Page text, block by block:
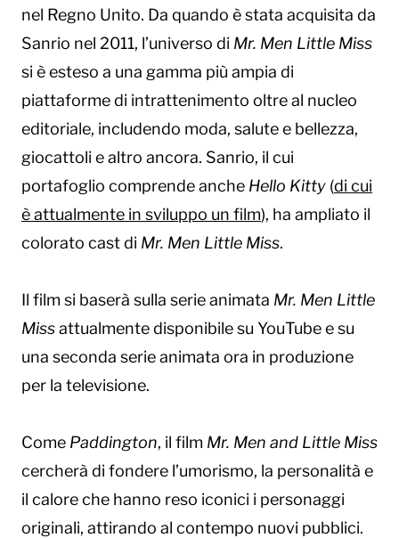
nel Regno Unito. Da quando è stata acquisita da
Sanrio nel 2011, l’universo di Mr. Men Little Miss
si è esteso a una gamma più ampia di
piattaforme di intrattenimento oltre al nucleo
editoriale, includendo moda, salute e bellezza,
giocattoli e altro ancora. Sanrio, il cui
portafoglio comprende anche Hello Kitty (di cui
è attualmente in sviluppo un film), ha ampliato il
colorato cast di Mr. Men Little Miss.
Il film si baserà sulla serie animata Mr. Men Little
Missattualmente disponibile su YouTube e su
una seconda serie animata ora in produzione
per la televisione.
Come Paddington, il film Mr. Men and Little Miss
cercherà di fondere l’umorismo, la personalità e
il calore che hanno reso iconici i personaggi
originali, attirando al contempo nuovi pubblici.